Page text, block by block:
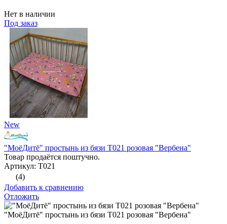
Нет в наличии
Под заказ
New
"МоёДитё" простынь из бязи Т021 розовая "Вербена"
Товар продаётся поштучно.
Артикул: Т021
(4)
Добавить к сравнению
Отложить
"МоёДитё" простынь из бязи Т021 розовая "Вербена"